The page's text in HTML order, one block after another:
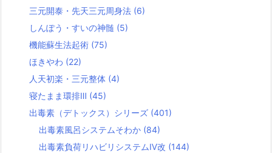
三元開泰・先天三元周身法 (6)
しんぽう・すいの神髄 (5)
機能蘇生法起術 (75)
ほきやわ (22)
人天初楽・三元整体 (4)
寝たまま環排Ⅲ (45)
出毒素（デトックス）シリーズ (401)
出毒素風呂システムそわか (84)
出毒素負荷リハビリシステムⅣ改 (144)